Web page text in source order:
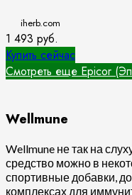
iherb.com
1 493 руб.
Купить сейчас
Смотреть еще Epicor
Wellmune
Wellmune не так на
средство можно в
спортивные добавки,
комплексах для